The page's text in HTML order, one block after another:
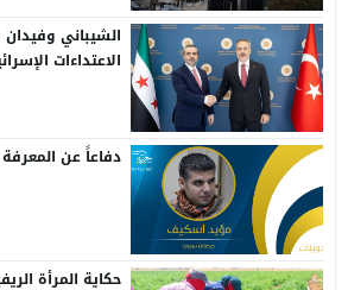
الشيباني
الاعتداءات
دفاعاً عن
حكاية المرأة